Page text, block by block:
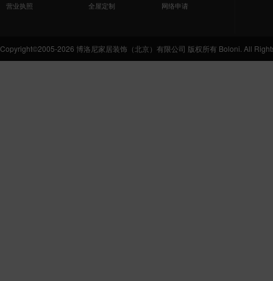
营业执照
全屋定制
网络申请
Copyright©2005-2026 博洛尼家居装饰（北京）有限公司 版权所有 Boloni. All